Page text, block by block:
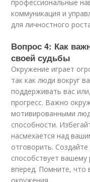
профессиональные
коммуникация и
для личностного
Вопрос 4: Как
своей судьбы
Окружение играет
так как люди вокруг
поддерживать вас
прогресс. Важно
мотивированными
способности.
насмехается над
отговорить.
способствует вашему
вперед. Помните, что